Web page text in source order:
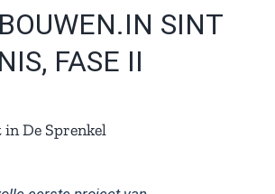
SINT
FASE II
De Sprenkel